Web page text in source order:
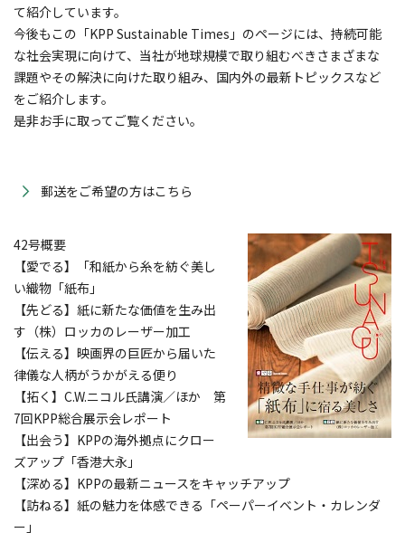
て紹介しています。
今後もこの「KPP Sustainable Times」のページには、持続可能
な社会実現に向けて、当社が地球規模で取り組むべきさまざまな
課題やその解決に向けた取り組み、国内外の最新トピックスなど
をご紹介します。
是非お手に取ってご覧ください。
郵送をご希望の方はこちら
42号概要
【愛でる】「和紙から糸を紡ぐ美し
い織物「紙布」
【先どる】紙に新たな価値を生み出
す（株）ロッカのレーザー加工
【伝える】映画界の巨匠から届いた
律儀な人柄がうかがえる便り
【拓く】C.W.ニコル氏講演／ほか 第
7回KPP総合展示会レポート
【出会う】KPPの海外拠点にクロー
ズアップ「香港大永」
【深める】KPPの最新ニュースをキャッチアップ
【訪ねる】紙の魅力を体感できる「ペーパーイベント・カレンダ
ー」